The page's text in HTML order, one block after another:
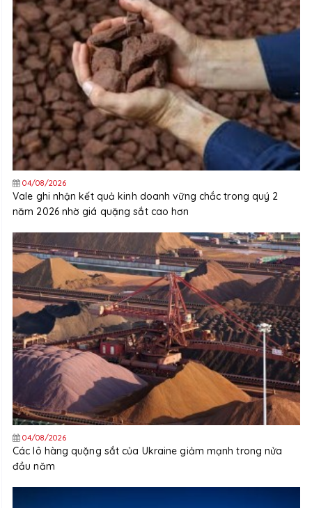
04/08/2026
Vale ghi nhận kết quả kinh doanh vững chắc trong quý 2
năm 2026 nhờ giá quặng sắt cao hơn
04/08/2026
Các lô hàng quặng sắt của Ukraine giảm mạnh trong nửa
đầu năm